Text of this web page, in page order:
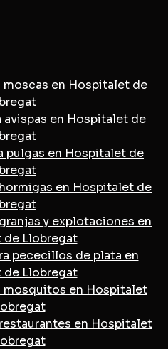
en Hospitalet de
avispas en Hospitalet de
pulgas en Hospitalet de
en Hospitalet de
y explotaciones en
de Llobregat
pececillos de plata en
de Llobregat
mosquitos en Hospitalet
en Hospitalet